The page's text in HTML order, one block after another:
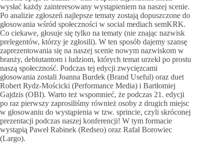
wysłać każdy zainteresowany wystąpieniem na naszej scenie.
Po analizie zgłoszeń najlepsze tematy zostają dopuszczone do
głosowania wśród społeczności w social mediach semKRK.
Co ciekawe, głosuje się tylko na tematy (nie znając nazwisk
prelegentów, którzy je zgłosili). W ten sposób dajemy szansę
zaprezentowania się na naszej scenie nowym nazwiskom w
branży, debiutantom i ludziom, których temat urzekł po prostu
naszą społeczność. Podczas tej edycji zwycięzcami
głosowania zostali Joanna Burdek (Brand Useful) oraz duet
Robert Rydz-Mościcki (Performance Media) i Bartłomiej
Gajdzis (OBI). Warto też wspomnieć, że podczas 21. edycji
po raz pierwszy zaprosiliśmy również osoby z drugich miejsc
w głosowaniu do wystąpienia w tzw. sprincie, czyli skróconej
prezentacji podczas naszej konferencji! W tym formacie
wystąpią Paweł Rabinek (Redseo) oraz Rafał Borowiec
(Largo).